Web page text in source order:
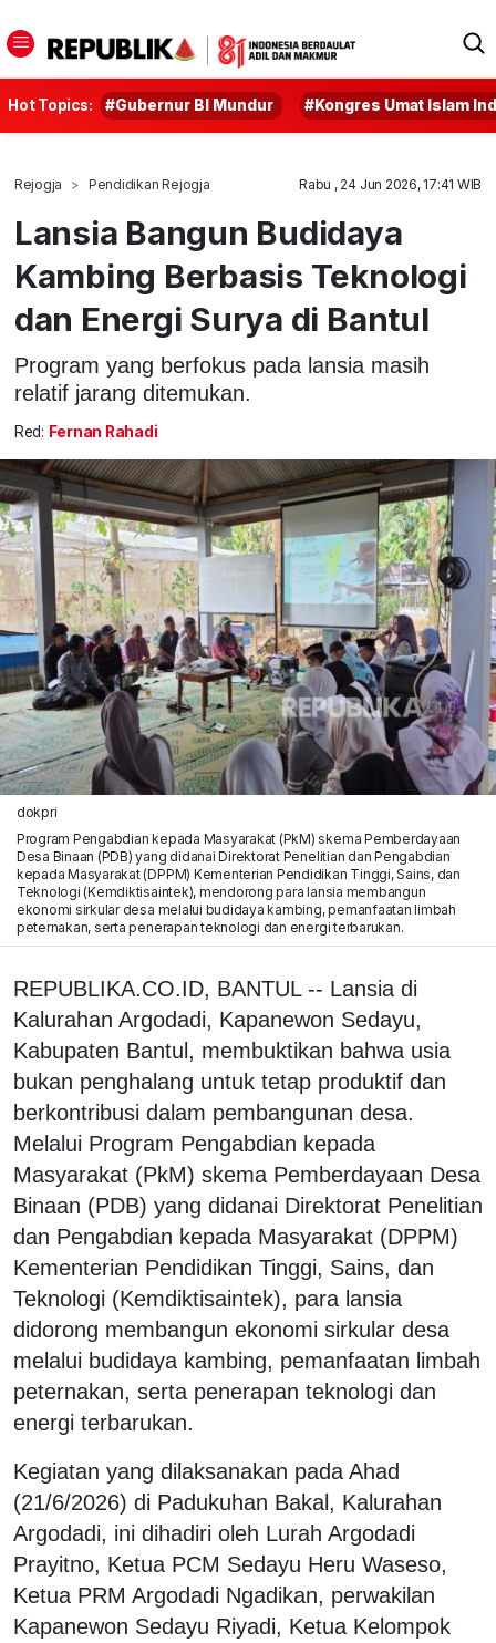
Hot Topics: #Gubernur BI Mundur #Kongres Umat Islam
Rejogja Pendidikan Rejogja Rabu , 24 Jun 2026, 17:41 WIB
Lansia Bangun Budidaya
Kambing Berbasis Teknologi
dan Energi Surya di Bantul
Program yang berfokus pada lansia masih
relatif jarang ditemukan.
Red: Fernan Rahadi
dokpri
Program Pengabdian kepada Masyarakat (PkM) skema Pemberdayaan
Desa Binaan (PDB) yang didanai Direktorat Penelitian dan Pengabdian
kepada Masyarakat (DPPM) Kementerian Pendidikan Tinggi, Sains, dan
Teknologi (Kemdiktisaintek), mendorong para lansia membangun
ekonomi sirkular desa melalui budidaya kambing, pemanfaatan limbah
peternakan, serta penerapan teknologi dan energi terbarukan.
REPUBLIKA.CO.ID, BANTUL -- Lansia di
Kalurahan Argodadi, Kapanewon Sedayu,
Kabupaten Bantul, membuktikan bahwa usia
bukan penghalang untuk tetap produktif dan
berkontribusi dalam pembangunan desa.
Melalui Program Pengabdian kepada
Masyarakat (PkM) skema Pemberdayaan Desa
Binaan (PDB) yang didanai Direktorat Penelitian
dan Pengabdian kepada Masyarakat (DPPM)
Kementerian Pendidikan Tinggi, Sains, dan
Teknologi (Kemdiktisaintek), para lansia
didorong membangun ekonomi sirkular desa
melalui budidaya kambing, pemanfaatan limbah
peternakan, serta penerapan teknologi dan
energi terbarukan.
Kegiatan yang dilaksanakan pada Ahad
(21/6/2026) di Padukuhan Bakal, Kalurahan
Argodadi, ini dihadiri oleh Lurah Argodadi
Prayitno, Ketua PCM Sedayu Heru Waseso,
Ketua PRM Argodadi Ngadikan, perwakilan
Kapanewon Sedayu Riyadi, Ketua Kelompok